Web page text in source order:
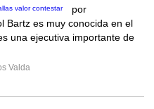
por
Bartz es muy conocida en el
una ejecutiva importante de
Valda